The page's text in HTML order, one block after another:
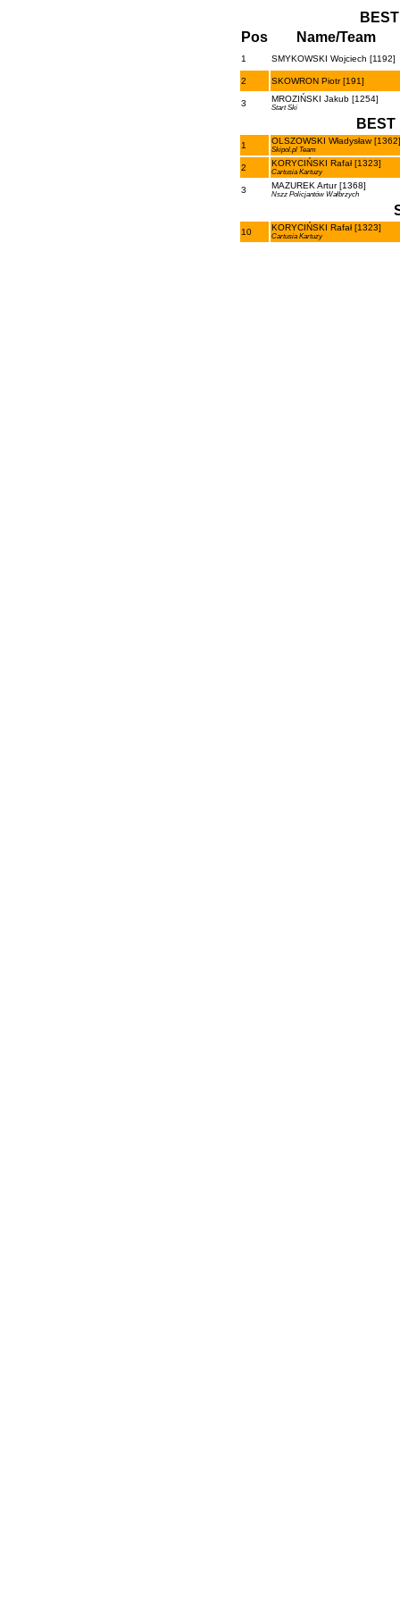
Pos
Name/Team
1 SMYKOWSKI Wojciech [1192]
2 SKOWRON Piotr [191]
3 MROZIŃSKI Jakub [1254]
Start Ski
BEST
1 OLSZOWSKI Władysław [1362]
Skipol.pl Team
2 KORYCIŃSKI Rafał [1323]
Cartusia Kartuzy
3 MAZUREK Artur [1368]
Nszz Policjantów Wałbrzych
10 KORYCIŃSKI Rafał [1323]
Cartusia Kartuzy